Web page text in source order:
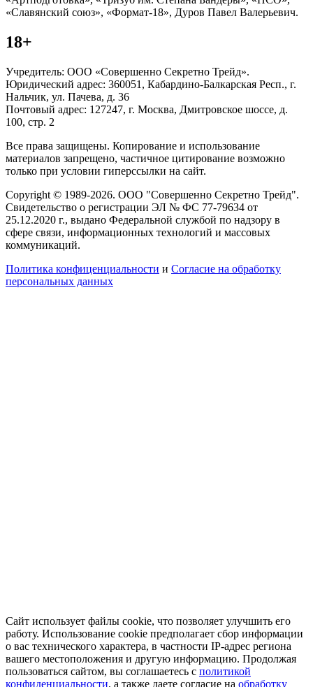
«Славянский союз», «Формат-18», Дуров Павел Валерьевич.
18+
Учредитель: ООО «Совершенно Секретно Трейд».
Юридический адрес: 360051, Кабардино-Балкарская Респ., г.
Нальчик, ул. Пачева, д. 36
Почтовый адрес: 127247, г. Москва, Дмитровское шоссе, д.
100, стр. 2
Все права защищены. Копирование и использование
материалов запрещено, частичное цитирование возможно
только при условии гиперссылки на сайт.
Copyright © 1989-2026. ООО "Совершенно Секретно Трейд".
Свидетельство о регистрации ЭЛ № ФС 77-79634 от
25.12.2020 г., выдано Федеральной службой по надзору в
сфере связи, информационных технологий и массовых
коммуникаций.
Политика конфиценциальности и Согласие на обработку
персональных данных
Сайт использует файлы cookie, что позволяет улучшить его
работу. Использование cookie предполагает сбор информации
о вас технического характера, в частности IP-адрес региона
вашего местоположения и другую информацию. Продолжая
пользоваться сайтом, вы соглашаетесь с политикой
конфиденциальности, а также даете согласие на обработку